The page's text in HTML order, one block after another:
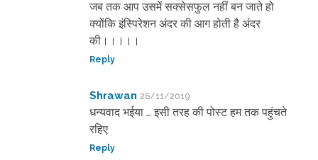
जब तक आप उसमें सक्सेसफुल नहीं बन जाते हो
क्योंकि इंस्पिरेशन अंदर की आग होती है अंदर
की।।।।।
Reply
Shrawan 26/11/2019
धन्यवाद भईया … इसी तरह की पोस्ट हम तक पहुंचते
रहिए
Reply